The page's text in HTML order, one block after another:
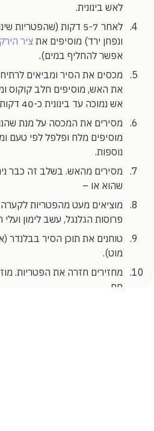
לאש בינונית.
לאחר 5-7 דקות
ונפחן ירד) מוסיפים את ציר
אפשר להחליף במים).
מכסים את הסיר ומביאים
את האש, מוסיפים חלב קוקוס
אש נמוכה עד בינונית כ-40 דקות.
מסירים את המכסה על מנת
נוספות.
מסירים מהאש. בשלב זה כבר
שהוא או –
מוציאים מעט מהפטריות
פרוסות הגלנגל, עשב לימון ועלי
טוחנים את תוכן הסיר בבלנדר
מוט).
מחזירים חזרה את הפטריות.
חם.